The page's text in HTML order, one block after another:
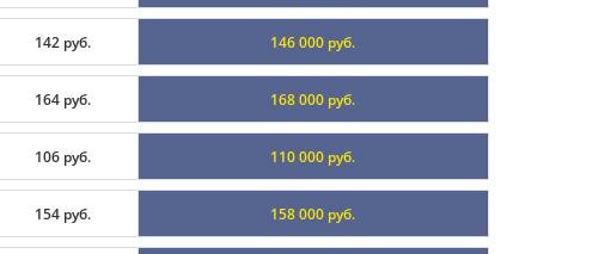
142 руб. 146 000 руб.
164 руб. 168 000 руб.
106 руб. 110 000 руб.
154 руб. 158 000 руб.